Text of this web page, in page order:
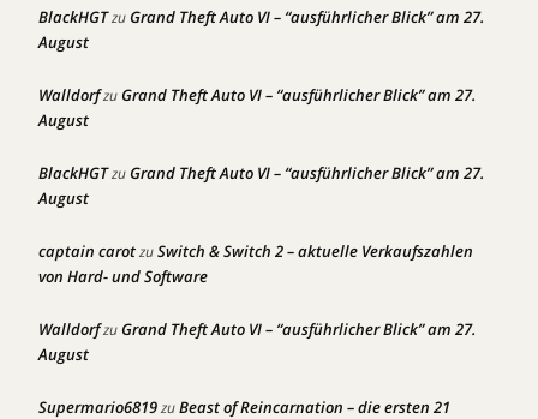
BlackHGTzuGrand Theft Auto VI – “ausführlicher Blick” am 27.
August
WalldorfzuGrand Theft Auto VI – “ausführlicher Blick” am 27.
August
BlackHGTzuGrand Theft Auto VI – “ausführlicher Blick” am 27.
August
captain carotzuSwitch & Switch 2 – aktuelle Verkaufszahlen
von Hard- und Software
WalldorfzuGrand Theft Auto VI – “ausführlicher Blick” am 27.
August
Supermario6819zuBeast of Reincarnation – die ersten 21